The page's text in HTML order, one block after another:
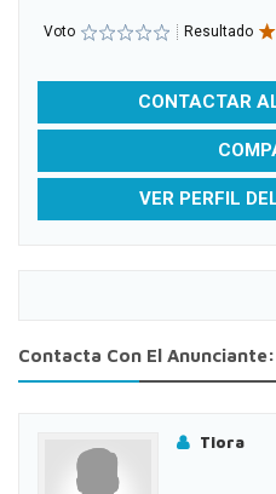
Voto Resultado
CONTACTAR
VER PERFIL
Contacta Con El Anunciante:
Tiora